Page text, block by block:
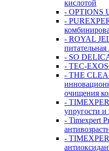
кислотой
- OPTIONS
-
- ROYAL
- SO
- TEC-
- THE
очищения
-
упругости и
- Timexpert
-